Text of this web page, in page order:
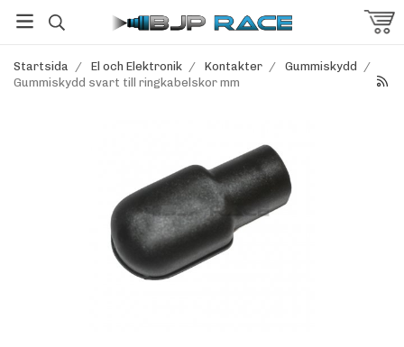
Startsida / El och Elektronik / Kontakter / Gummiskydd
/
Gummiskydd svart till ringkabelskor mm